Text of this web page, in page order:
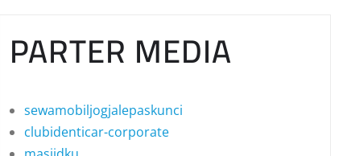
PARTER MEDIA
sewamobiljogjalepaskunci
clubidenticar-corporate